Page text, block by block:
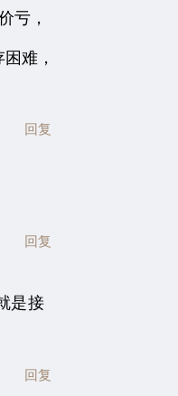
亏，
难，
回复
回复
是接
回复